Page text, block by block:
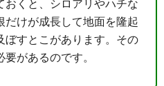
おくと、シロアリやハチな
だけが成長して地面を隆起
ぼすとこがあります。その
があるのです。